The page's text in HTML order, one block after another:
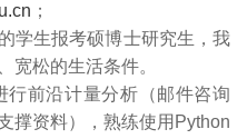
；
学生报考硕博士研究生，我
宽松的生活条件。
行前沿计量分析（邮件咨询
撑资料），熟练使用Python